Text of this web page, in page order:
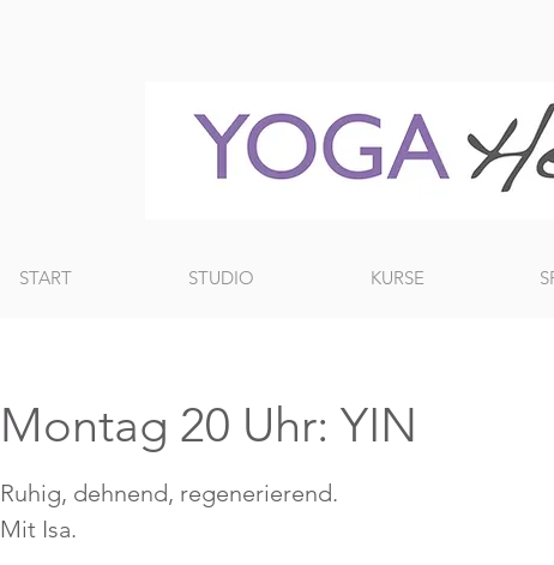
START STUDIO KURSE
Montag 20 Uhr: YIN
Ruhig, dehnend, regenerierend.
Mit Isa.